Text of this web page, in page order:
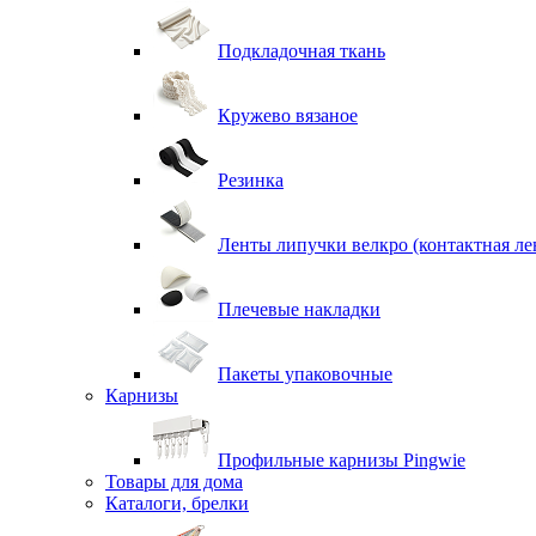
Подкладочная ткань
Кружево вязаное
Резинка
Ленты липучки велкро (контактная
Плечевые накладки
Пакеты упаковочные
Карнизы
Профильные карнизы Pingwie
Товары для дома
Каталоги, брелки